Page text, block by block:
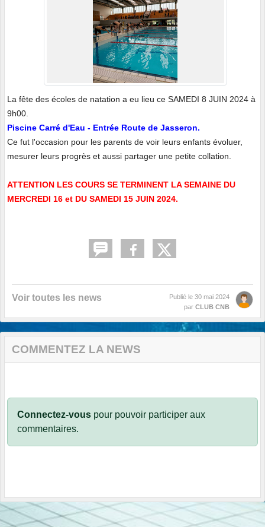
La fête des écoles de natation a eu lieu ce SAMEDI 8 JUIN 2024 à
9h00.
Piscine Carré d'Eau - Entrée Route de Jasseron.
Ce fut l'occasion pour les parents de voir leurs enfants évoluer,
mesurer leurs progrès et aussi partager une petite collation.
ATTENTION LES COURS SE TERMINENT LA SEMAINE DU
MERCREDI 16 et DU SAMEDI 15 JUIN 2024.
Voir toutes les news Publié le 30 mai 2024
par CLUB CNB
COMMENTEZ LA NEWS
Connectez-vous pour pouvoir participer aux
commentaires.